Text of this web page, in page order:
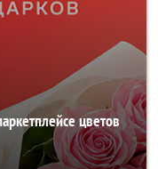
цветов